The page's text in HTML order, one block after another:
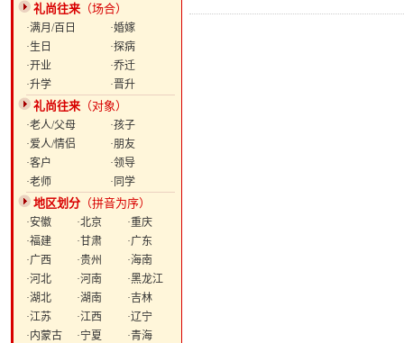
礼尚往来 （场合）
·满月/百日
·婚嫁
·生日
·探病
·开业
·乔迁
·升学
·晋升
礼尚往来 （对象）
·老人/父母
·孩子
·爱人/情侣
·朋友
·客户
·领导
·老师
·同学
地区划分 （拼音为序）
·安徽 ·北京
·重庆
·福建
·甘肃
·广东
·广西
·贵州
·海南
·河北
·河南
·黑龙江
·湖北
·湖南
·吉林
·江苏
·江西
·辽宁
·内蒙古
·宁夏
·青海